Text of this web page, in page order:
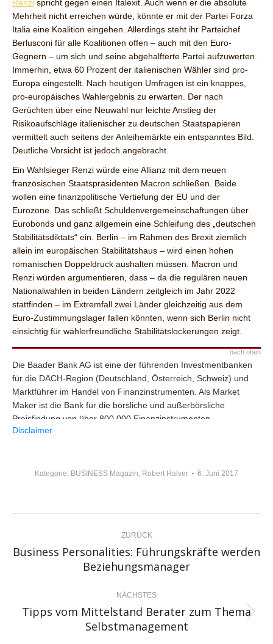
Renzi spricht gegen einen Italexit. Auch wenn er die absolute
Mehrheit nicht erreichen würde, könnte er mit der Partei Forza
Italia eine Koalition eingehen. Allerdings steht ihr Parteichef
Berlusconi für alle Koalitionen offen – auch mit den Euro-
Gegnern – um sich und seine abgehalfterte Partei aufzuwerten.
Immerhin, etwa 60 Prozent der italienischen Wähler sind pro-
Europa eingestellt. Nach heutigen Umfragen ist ein knappes,
pro-europäisches Wahlergebnis zu erwarten. Der nach
Gerüchten über eine Neuwahl nur leichte Anstieg der
Risikoaufschläge italienischer zu deutschen Staatspapieren
vermittelt auch seitens der Anleihemärkte ein entspanntes Bild.
Deutliche Vorsicht ist jedoch angebracht.
Ein Wahlsieger Renzi würde eine Allianz mit dem neuen
französischen Staatspräsidenten Macron schließen. Beide
wollen eine finanzpolitische Vertiefung der EU und der
Eurozone. Das schließt Schuldenvergemeinschaftungen über
Eurobonds und ganz allgemein eine Schleifung des „deutschen
Stabilitätsdiktats“ ein. Berlin – im Rahmen des Brexit ziemlich
allein im europäischen Stabilitätshaus – wird einen hohen
romanischen Doppeldruck aushalten müssen. Macron und
Renzi würden argumentieren, dass – da die regulären neuen
Nationalwahlen in beiden Ländern zeitgleich im Jahr 2022
stattfinden – im Extremfall zwei Länder gleichzeitig aus dem
Euro-Zustimmungslager fallen könnten, wenn sich Berlin nicht
einsichtig für wählerfreundliche Stabilitätslockerungen zeigt.
nach oben
Die Baader Bank AG ist eine der führenden Investmentbanken
für die DACH-Region (Deutschland, Österreich, Schweiz) und
Marktführer im Handel von Finanzinstrumenten. Als Market
Maker ist die Bank für die börsliche und außerbörsliche
Preisfindung von über 800.000 Finanzinstrumenten
verantwortlich. Im Investment Banking entwickelt sie
Vertrieb und dem Handel von Aktien, Anleihen und Derivaten.
Robert Halver, Leiter Kapitalmarktanalyse der Baader Bank AG
mögliche Interessenkonflikte und rechtliche Hinweise
informieren Sie sich bitte im Disclaimer auf
http://www.bondboard.de/Newsletter/Disclaimer.
Disclaimer
Kategorie: BUSINESS Magazin, Robert Halver 6. Juni 2017
ZURÜCK
Vorheriger
Beitrag:
Business Personalities: Führungskräfte werden
Beziehungsmanager
NÄCHSTES
Nächster
Beitrag:
Tipps vom Mittelstand Berater zum Thema
Selbstmanagement